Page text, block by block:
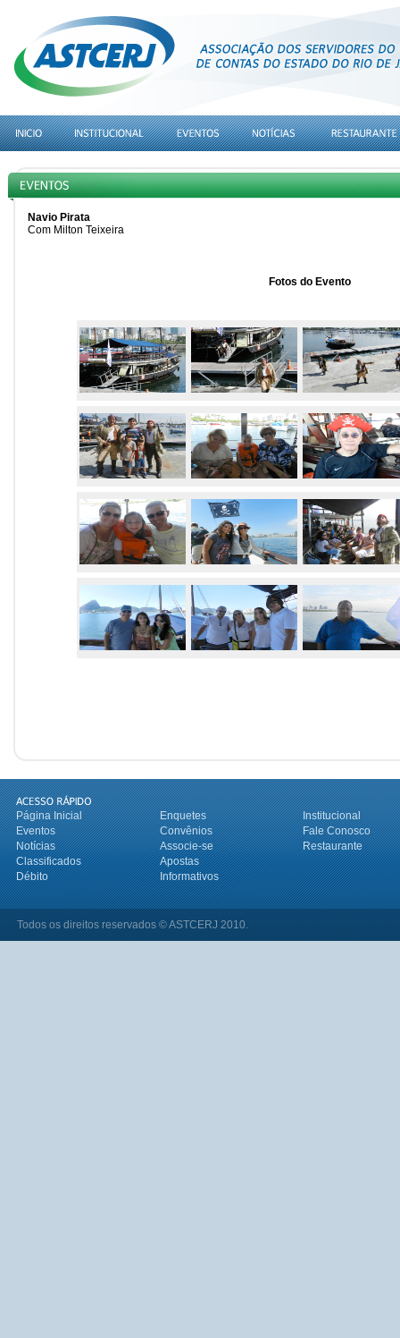
Navio Pirata
Com Milton Teixeira
Fotos do Evento
Página Inicial Enquetes
Institucional
Eventos
Convênios
Fale Conosco
Notícias
Associe-se
Restaurante
Classificados
Apostas
Débito
Informativos
Todos os direitos reservados © ASTCERJ 2010.